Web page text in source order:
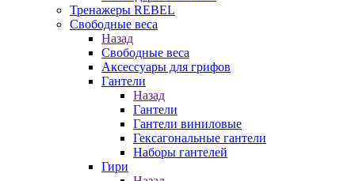
Тренажеры REBEL
Свободные веса
Назад
Свободные веса
Аксессуары для грифов
Гантели
Назад
Гантели
Гантели виниловые
Гексагональные гантели
Наборы гантелей
Гири